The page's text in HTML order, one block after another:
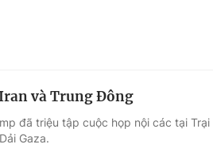
và Trung Đông
đã triệu tập cuộc họp nội các tại
Gaza.